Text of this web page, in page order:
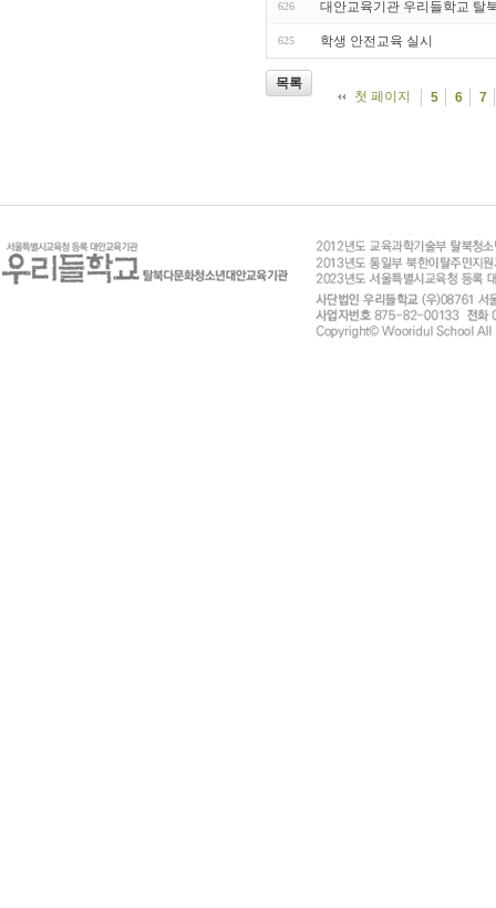
626 대안교육기관 우리들학교 탈
625 학생 안전교육 실시
목록
첫 페이지
5 6 7